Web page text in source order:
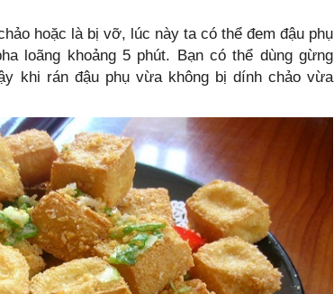
hoặc là bị vỡ, lúc này ta có thể đem đậu phụ
loãng khoảng 5 phút. Bạn có thể dùng gừng
khi rán đậu phụ vừa không bị dính chảo vừa